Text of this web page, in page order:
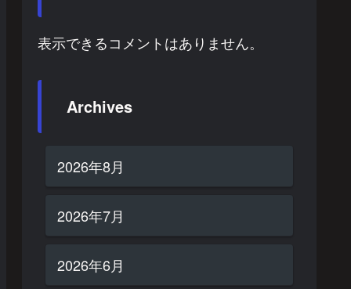
表示できるコメントはありません。
Archives
2026年8月
2026年7月
2026年6月